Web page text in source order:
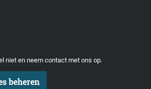
niet en neem contact met ons op.
beheren